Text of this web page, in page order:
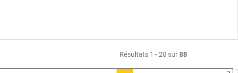
Résultats 1 - 20 sur88